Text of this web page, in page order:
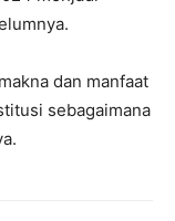
dan manfaat
sebagaimana